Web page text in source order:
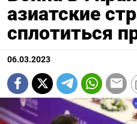
азиатские
сплотиться
06.03.2023